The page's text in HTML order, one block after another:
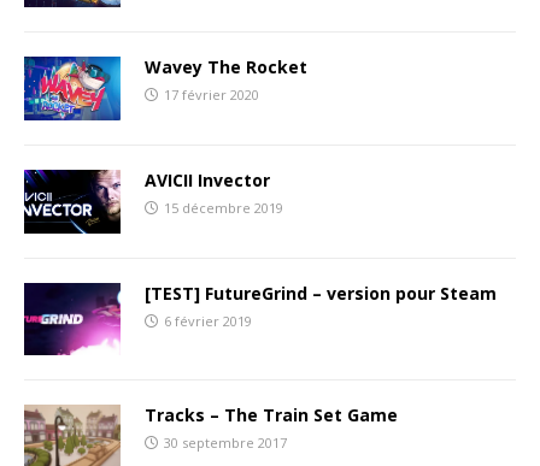
Wavey The Rocket
17 février 2020
AVICII Invector
15 décembre 2019
[TEST] FutureGrind – version pour Steam
6 février 2019
Tracks – The Train Set Game
30 septembre 2017